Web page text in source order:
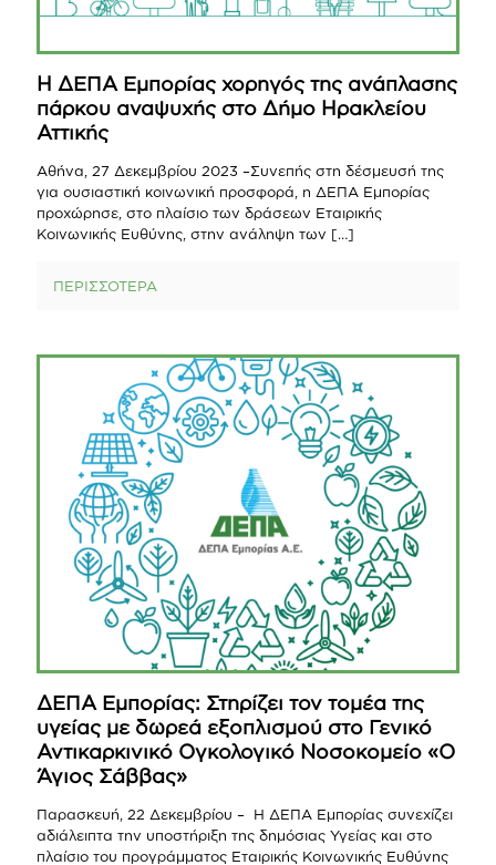
Η ΔΕΠΑ Eμπορίας χορηγός της ανάπλασης
πάρκου αναψυχής στο Δήμο Ηρακλείου
Αττικής
Αθήνα, 27 Δεκεμβρίου 2023 –Συνεπής στη δέσμευσή της
για ουσιαστική κοινωνική προσφορά, η ΔΕΠΑ Εμπορίας
προχώρησε, στο πλαίσιο των δράσεων Εταιρικής
Κοινωνικής Ευθύνης, στην ανάληψη των […]
ΠΕΡΙΣΣΟΤΕΡΑ
ΔΕΠΑ Εμπορίας: Στηρίζει τον τομέα της
υγείας με δωρεά εξοπλισμού στο Γενικό
Αντικαρκινικό Ογκολογικό Νοσοκομείο «Ο
Άγιος Σάββας»
Παρασκευή, 22 Δεκεμβρίου – Η ΔΕΠΑ Εμπορίας συνεχίζει
αδιάλειπτα την υποστήριξη της δημόσιας Υγείας και στο
πλαίσιο του προγράμματος Εταιρικής Κοινωνικής Ευθύνης